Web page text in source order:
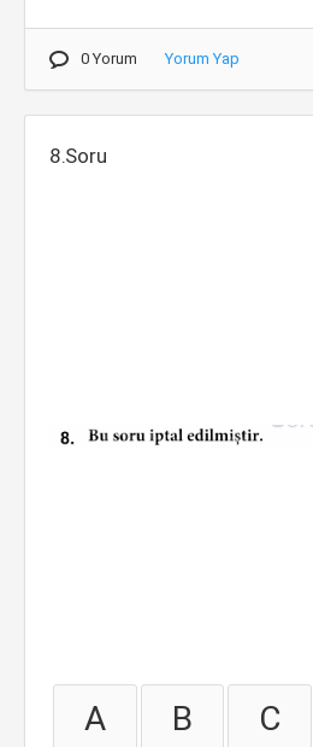
0 Yorum Yorum Yap
8.Soru
A B C